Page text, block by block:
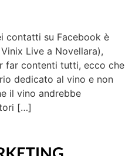
contatti su Facebook è
Live a Novellara),
far contenti tutti, ecco che
dedicato al vino e non
il vino andrebbe
[…]